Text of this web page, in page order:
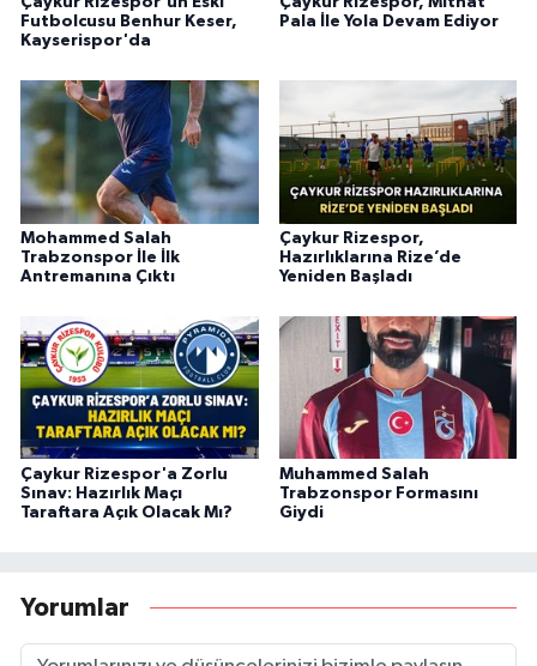
Futbolcusu Benhur Keser,
Kayserispor'da
Pala İle Yola Devam Ediyor
Mohammed Salah
Trabzonspor İle İlk
Antremanına Çıktı
Çaykur Rizespor,
Hazırlıklarına Rize’de
Yeniden Başladı
Çaykur Rizespor'a Zorlu
Sınav: Hazırlık Maçı
Taraftara Açık Olacak Mı?
Muhammed Salah
Trabzonspor Formasını
Giydi
Yorumlar